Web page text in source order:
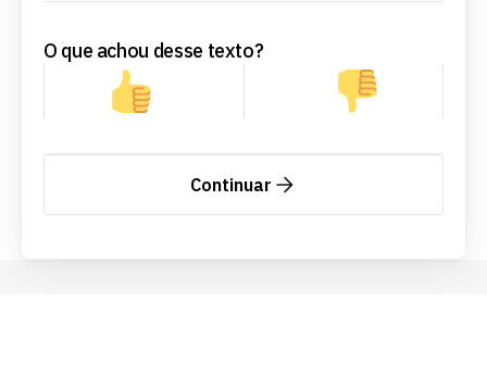
O que achou desse texto?
Continuar